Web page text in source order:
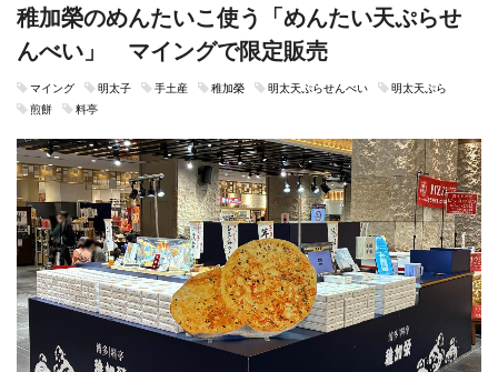
稚加榮のめんたいこ使う「めんたい天ぷらせ
んべい」 マイングで限定販売
マイング 明太子 手土産 稚加榮 明太天ぷらせんべい
明太天ぷら
煎餅
料亭